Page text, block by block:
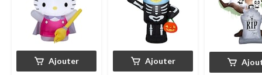
Ajouter Ajouter